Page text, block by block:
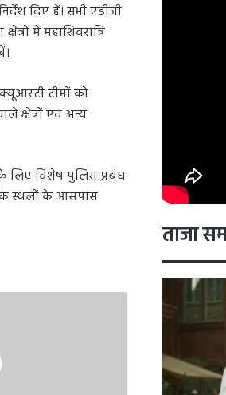
दिए हैं। सभी एडीजी
में महाशिवरात्रि
टीमों को
क्षेत्रों एवं अन्य
लिए विशेष पुलिस प्रबंध
स्थलों के आसपास
ताजा